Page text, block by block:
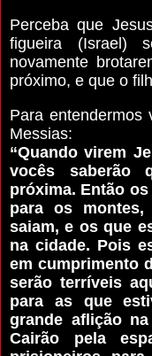
Perceba que
figueira (Israel)
novamente
próximo, e que o
Para entendermos
Messias:
“Quando virem
vocês saberão
próxima. Então
para os
saiam, e os que
na cidade. Pois
em cumprimento
serão terríveis
para as que
grande aflição
Cairão pela